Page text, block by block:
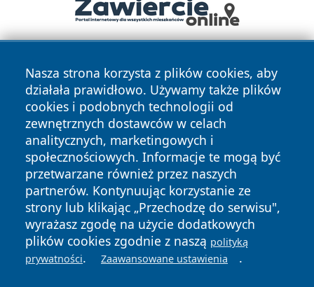
Nasza strona korzysta z plików cookies, aby
działała prawidłowo. Używamy także plików
cookies i podobnych technologii od
zewnętrznych dostawców w celach
analitycznych, marketingowych i
społecznościowych. Informacje te mogą być
przetwarzane również przez naszych
partnerów. Kontynuując korzystanie ze
strony lub klikając „Przechodzę do serwisu",
wyrażasz zgodę na użycie dodatkowych
plików cookies zgodnie z naszą polityką
prywatności. Zaawansowane ustawienia .
Copyright © 2026 halotorun.pl Wszystkie prawa zastrzeżone.
News Autorzy
Polityka
Prywatności
Polityka
Cookies